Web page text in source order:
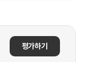
평가하기